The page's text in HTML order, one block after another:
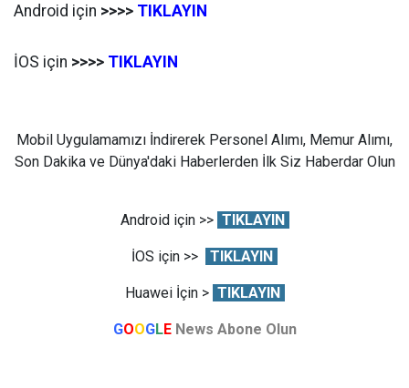
Android için >>>> TIKLAYIN
İOS için >>>> TIKLAYIN
Mobil Uygulamamızı İndirerek Personel Alımı, Memur Alımı,
Son Dakika ve Dünya'daki Haberlerden İlk Siz Haberdar Olun
Android için >> TIKLAYIN
İOS için >> TIKLAYIN
Huawei İçin > TIKLAYIN
GOOGLE News Abone Olun